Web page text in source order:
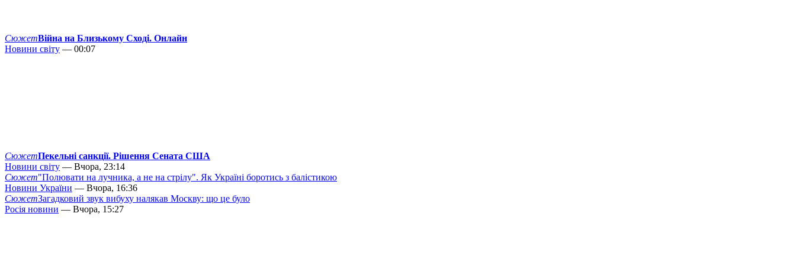
СюжетВійна на Близькому Сході. Онлайн
Новини світу — 00:07
СюжетПекельні санкції. Рішення Сената США
Новини світу — Вчора, 23:14
Сюжет"Полювати на лучника, а не на стрілу". Як Україні боротись з балістикою
Новини України — Вчора, 16:36
СюжетЗагадковий звук вибуху налякав Москву: що це було
Росія новини — Вчора, 15:27